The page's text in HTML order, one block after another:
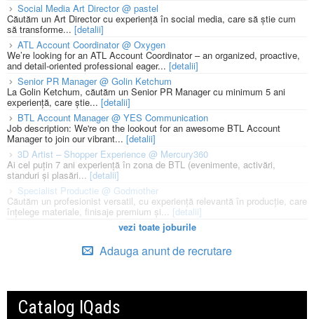
Social Media Art Director @ pastel
Căutăm un Art Director cu experiență în social media, care să știe cum
să transforme... [detalii]
ATL Account Coordinator @ Oxygen
We’re looking for an ATL Account Coordinator – an organized, proactive,
and detail-oriented professional eager... [detalii]
Senior PR Manager @ Golin Ketchum
La Golin Ketchum, căutăm un Senior PR Manager cu minimum 5 ani
experiență, care știe... [detalii]
BTL Account Manager @ YES Communication
Job description: We're on the lookout for an awesome BTL Account
Manager to join our vibrant... [detalii]
3D Artist – Shopper Experience @ Mercury360
Ai cel puțin 7 ani experiență în zona de BTL (evenimente, activări,
standuri și plasări... [detalii]
Specialist Productie @ Godmother
Căutăm un profesionist versatil, cu experiență relevantă în producție, care
înțelege materiale, finisaje premium și... [detalii]
vezi toate joburile
Adauga anunt de recrutare
Catalog IQads